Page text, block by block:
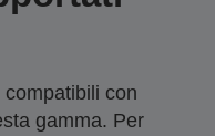
con
gamma. Per